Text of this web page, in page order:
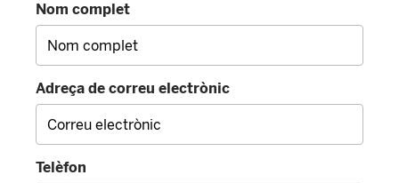
Nom complet
Adreça de correu electrònic
Telèfon